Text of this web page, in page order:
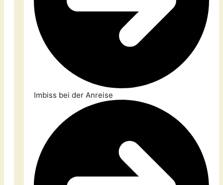
Imbiss bei der Anreise